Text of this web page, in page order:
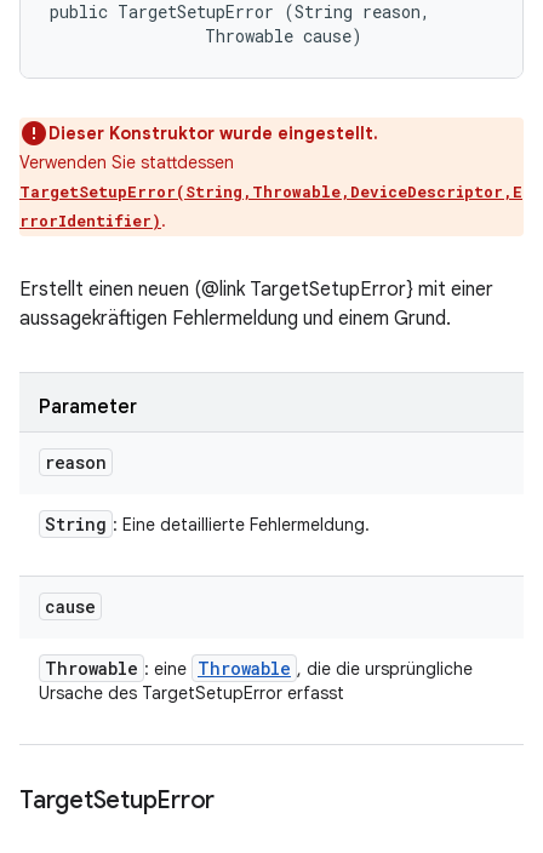
public TargetSetupError (String reason,
                Throwable cause)
Dieser Konstruktor wurde eingestellt.
Verwenden Sie stattdessen
TargetSetupError(String,Throwable,DeviceDescriptor,E
rrorIdentifier).
Erstellt einen neuen (@link TargetSetupError} mit einer
aussagekräftigen Fehlermeldung und einem Grund.
Parameter
reason
String : Eine detaillierte Fehlermeldung.
cause
Throwable : eine Throwable , die die ursprüngliche
Ursache des TargetSetupError erfasst
TargetSetupError